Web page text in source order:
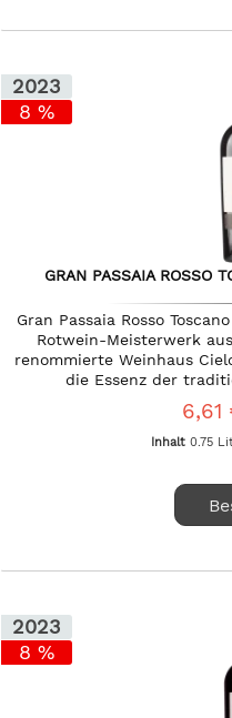
2023
8 %
GRAN PASSAIA ROSSO
Gran Passaia Rosso
Rotwein-Meisterwerk
renommierte Weinhaus
die Essenz der
6,61
Inhalt0.75
2023
8 %